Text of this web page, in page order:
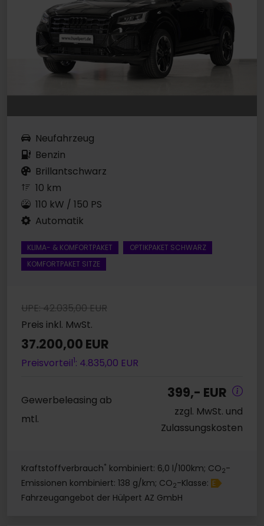
Neufahrzeug
Benzin
Brillantschwarz
10 km
110 kW / 150 PS
Automatik
KLIMA- & KOMFORTPAKET
OPTIKPAKET SCHWARZ
KOMFORTPAKET SITZE
UPE: 42.035,00 EUR
Preis inkl. MwSt.
37.200,00 EUR
Preisvorteil1: 4.835,00 EUR
Gewerbeleasing ab
mtl.
399,- EUR
zzgl. MwSt. und
Zulassungskosten
Kraftstoffverbrauch* kombiniert: 6,0 l/100km; CO2-
Emissionen kombiniert: 138 g/km; CO2-Klasse: E
Fahrzeugangebot der Hülpert AZ GmbH